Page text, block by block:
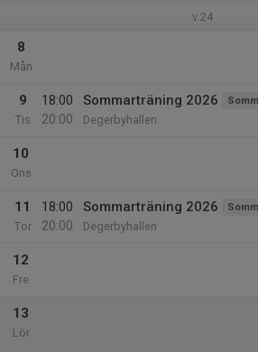
v.24
8
Mån
9
Tis
18:00
20:00
Sommarträning 2026
Degerbyhallen
10
Ons
11
Tor
18:00
20:00
Sommarträning 2026
Degerbyhallen
12
Fre
13
Lör